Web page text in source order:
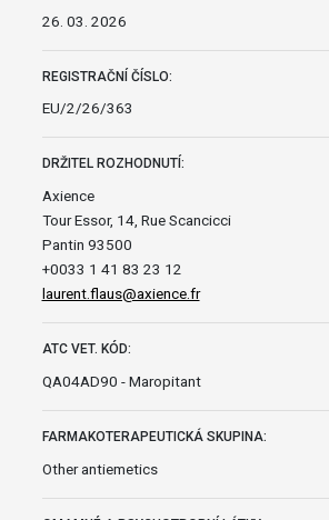
26. 03. 2026
REGISTRAČNÍ ČÍSLO:
EU/2/26/363
DRŽITEL ROZHODNUTÍ:
Axience
Tour Essor, 14, Rue Scancicci
Pantin 93500
+0033 1 41 83 23 12
laurent.flaus@axience.fr
ATC VET. KÓD:
QA04AD90 - Maropitant
FARMAKOTERAPEUTICKÁ SKUPINA:
Other antiemetics